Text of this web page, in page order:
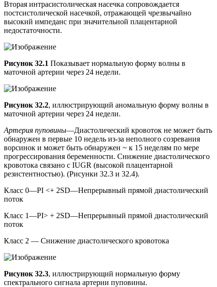
Вторая интрасистолическая насечка сопровождается
постсистолической насечкой, отражающей чрезвычайно
высокий импеданс при значительной плацентарной
недостаточности.
Рисунок 32.1 Показывает нормальную форму волны в
маточной артерии через 24 недели.
Рисунок 32.2, иллюстрирующий аномальную форму волны в
маточной артерии через 24 недели.
Артерия пуповины—Диастолический кровоток не может быть
обнаружен в первые 10 недель из-за неполного созревания
ворсинок и может быть обнаружен ~ к 15 неделям по мере
прогрессирования беременности. Снижение диастолического
кровотока связано с IUGR (высокой плацентарной
резистентностью). (Рисунки 32.3 и 32.4).
Класс 0—PI <+ 2SD—Непрерывный прямой диастолический
поток
Класс 1—PI> + 2SD—Непрерывный прямой диастолический
поток
Класс 2 — Снижение диастолического кровотока
Рисунок 32.3, иллюстрирующий нормальную форму
спектрального сигнала артерии пуповины.